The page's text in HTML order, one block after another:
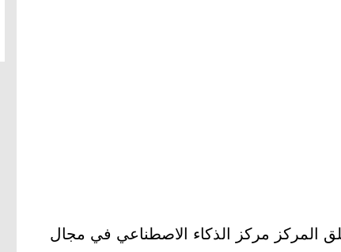
المركز مركز الذكاء الاصطناعي في مجال